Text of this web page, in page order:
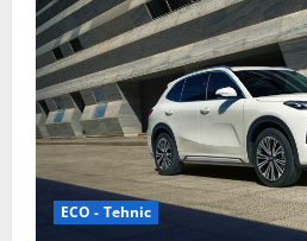
intră
în
faza
de
testare
ECO - Tehnic